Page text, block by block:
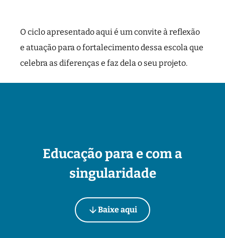
O ciclo apresentado aqui é um convite à reflexão
e atuação para o fortalecimento dessa escola que
celebra as diferenças e faz dela o seu projeto.
Educação para e com a
singularidade
Baixe aqui